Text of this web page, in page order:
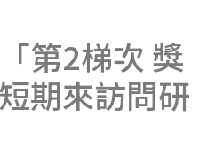
第2梯次 獎
期來訪問研